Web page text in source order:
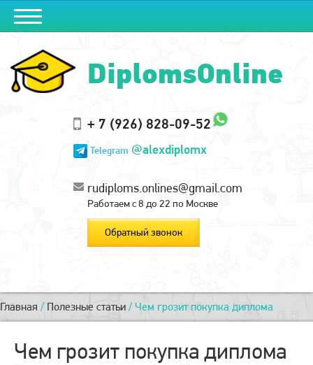
DiplomsOnline
+ 7 (926) 828-09-52
Telegram @alexdiplomx
rudiploms.onlines@gmail.com
Работаем с 8 до 22 по Москве
Обратный звонок
Главная / Полезные статьи / Чем грозит покупка диплома
Чем грозит покупка диплома